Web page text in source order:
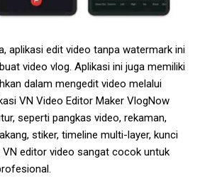
aplikasi edit video tanpa watermark ini
video vlog. Aplikasi ini juga memiliki
dalam mengedit video melalui
VN Video Editor Maker VlogNow
seperti pangkas video, rekaman,
stiker, timeline multi-layer, kunci
editor video sangat cocok untuk